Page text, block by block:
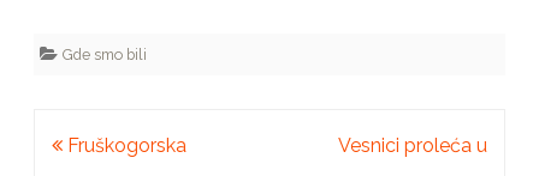
Gde smo bili
Kretanje
Fruškogorska
Vesnici proleća u